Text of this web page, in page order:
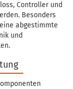
Controller und
Besonders
abgestimmte
und